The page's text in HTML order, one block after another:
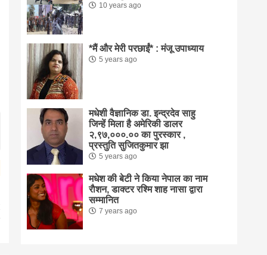
10 years ago
*मैं और मेरी परछाईं* : मंजू उपाध्याय
5 years ago
मधेशी वैज्ञानिक डा. इन्द्रदेव साहु
जिन्हें मिला है अमेरिकी डालर
२,९७,०००.०० का पुरस्कार ,
प्रस्तुति सुजितकुमार झा
5 years ago
मधेश की बेटी ने किया नेपाल का नाम
राैशन, डाक्टर रश्मि शाह नासा द्वारा
सम्मानित
7 years ago